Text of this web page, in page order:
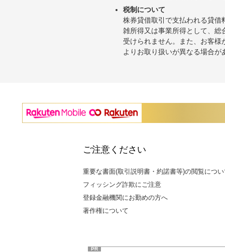
税制について
株券貸借取引で支払われる貸
雑所得又は事業所得として、
受けられません。また、お客
よりお取り扱いが異なる場合
ご注意ください
重要な書面(取引説明書・約諾書等)の閲覧につ
フィッシング詐欺にご注意
登録金融機関にお勤めの方へ
著作権について
PR